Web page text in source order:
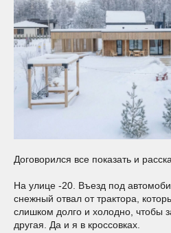
Договорился все показать и
На улице -20. Въезд под
снежный отвал от трактора,
слишком долго и холодно, чтобы
другая. Да и я в кроссовках.